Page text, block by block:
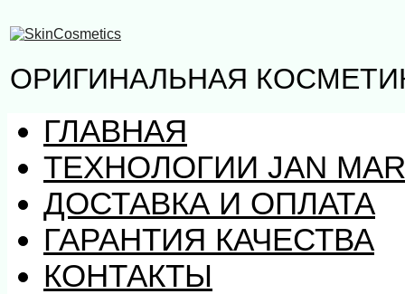
ОРИГИНАЛЬНАЯ
ГЛАВНАЯ
ТЕХНОЛОГИИ JAN
ДОСТАВКА И ОПЛАТА
ГАРАНТИЯ КАЧЕСТВА
КОНТАКТЫ